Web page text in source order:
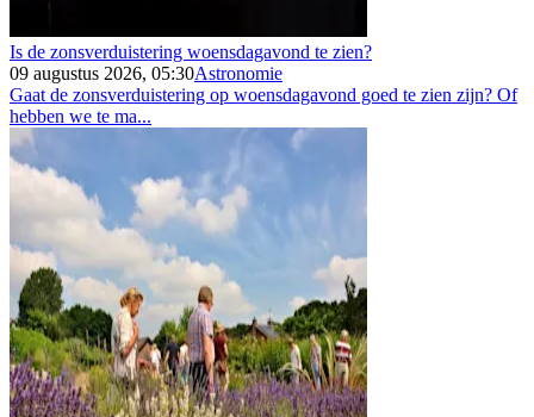
Is de zonsverduistering woensdagavond te zien?
09 augustus 2026, 05:30Astronomie
Gaat de zonsverduistering op woensdagavond goed te zien zijn? Of
hebben we te ma...